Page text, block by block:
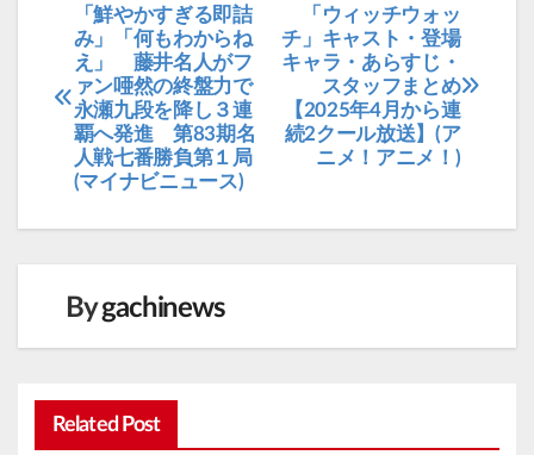
稿
ナ
ビ
ゲ
ー
シ
ン
「ウィッチウォッ
チ」キャスト・登場
キャラ・あらすじ・
スタッフまとめ
【2025年4月から連
続2クール放送】(ア
ニメ！アニメ！)
「鮮やかすぎる即詰
み」「何もわからね
え」 藤井名人がフ
ァン唖然の終盤力で
永瀬九段を降し３連
覇へ発進 第83期名
人戦七番勝負第１局
(マイナビニュース)
Bygachinews
Related Post